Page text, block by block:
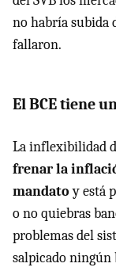
no habría subida
fallaron.
El BCE tiene
La inflexibilidad
frenar la
mandatoy está
o no quiebras
problemas del
salpicado ningún